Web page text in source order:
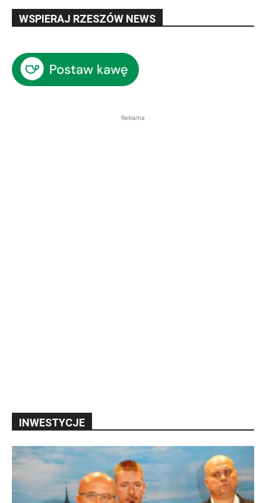
WSPIERAJ RZESZÓW NEWS
Reklama
INWESTYCJE